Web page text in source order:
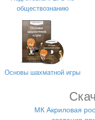
обществознанию
Основы шахматной игры
МК Акриловая